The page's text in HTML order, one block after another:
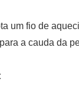
um fio de
a cauda da